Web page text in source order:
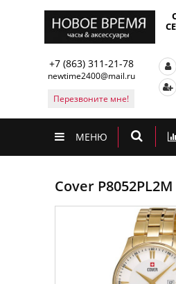
+7 (863) 311-21-78
newtime2400@mail.ru
Перезвоните мне!
МЕНЮ
Cover P8052PL2M